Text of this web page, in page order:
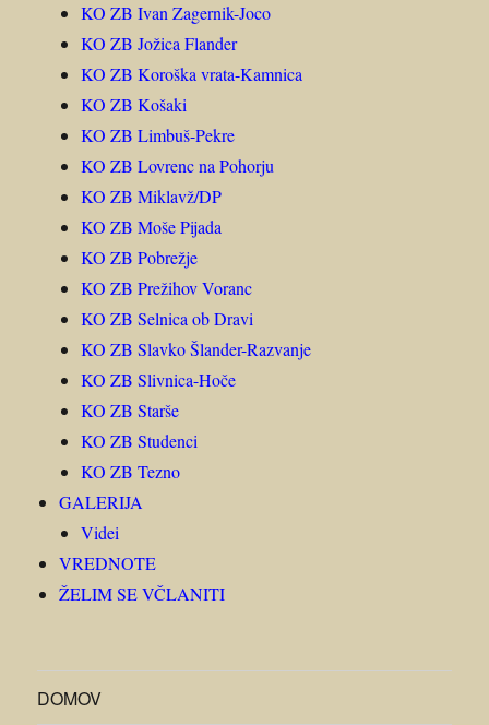
KO ZB Ivan Zagernik-Joco
KO ZB Jožica Flander
KO ZB Koroška vrata-Kamnica
KO ZB Košaki
KO ZB Limbuš-Pekre
KO ZB Lovrenc na Pohorju
KO ZB Miklavž/DP
KO ZB Moše Pijada
KO ZB Pobrežje
KO ZB Prežihov Voranc
KO ZB Selnica ob Dravi
KO ZB Slavko Šlander-Razvanje
KO ZB Slivnica-Hoče
KO ZB Starše
KO ZB Studenci
KO ZB Tezno
GALERIJA
Videi
VREDNOTE
ŽELIM SE VČLANITI
DOMOV